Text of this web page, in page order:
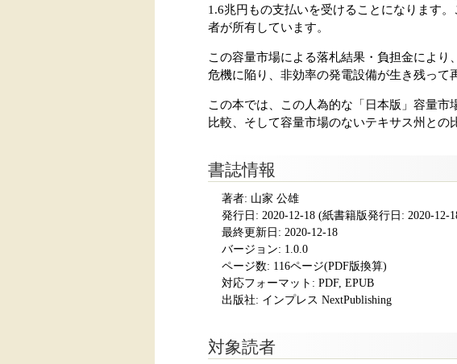
1.6兆円もの支払いを受けることになります
者が所有しています。
この容量市場による落札結果・負担金によ
危機に陥り、非効率の発電設備が生き残って
この本では、この人為的な「日本版」容量
比較、そして容量市場のないテキサス州との
書誌情報
著者: 山家 公雄
発行日: 2020-12-18(紙書籍版発行日: 2020-12-
最終更新日: 2020-12-18
バージョン: 1.0.0
ページ数: 116ページ(PDF版換算)
対応フォーマット: PDF, EPUB
出版社: インプレス NextPublishing
対象読者